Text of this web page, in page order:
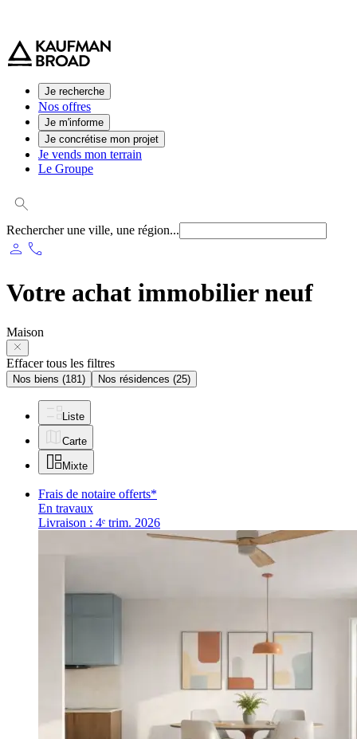
Je recherche
Nos offres
Je m'informe
Je concrétise mon projet
Je vends mon terrain
Le Groupe
Rechercher une ville, une région...
person phone
Votre achat immobilier neuf
Maison
Effacer tous les filtres
Nos biens (181) Nos résidences (25)
Liste
Carte
Mixte
Frais de notaire offerts*
En travaux
Livraison : 4ᵉ trim. 2026